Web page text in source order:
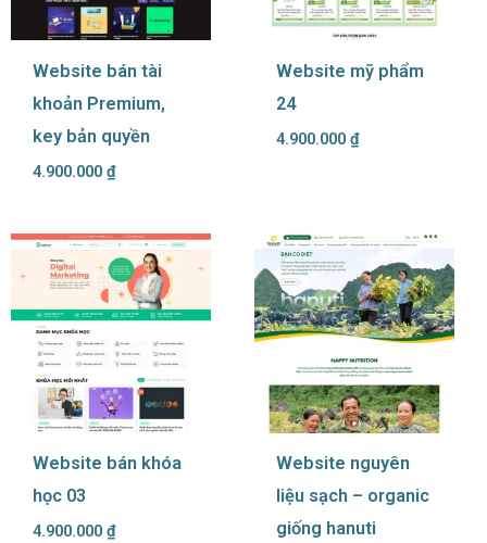
Website bán tài
khoản Premium,
key bản quyền
4.900.000 ₫
Website mỹ phẩm
24
4.900.000 ₫
Website bán khóa
học 03
4.900.000 ₫
Website nguyên
liệu sạch – organic
giống hanuti